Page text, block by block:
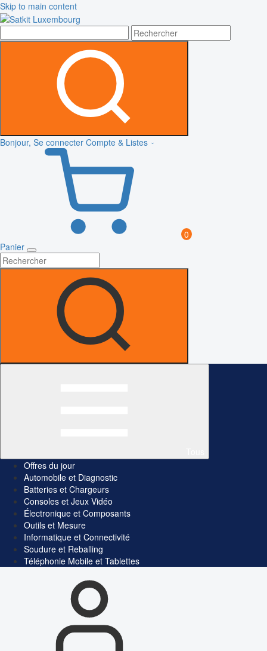
Skip to main content
Bonjour, Se connecter Compte & Listes
0
Panier
Offres du jour
Automobile et Diagnostic
Batteries et Chargeurs
Consoles et Jeux Vidéo
Électronique et Composants
Outils et Mesure
Informatique et Connectivité
Soudure et Reballing
Téléphonie Mobile et Tablettes